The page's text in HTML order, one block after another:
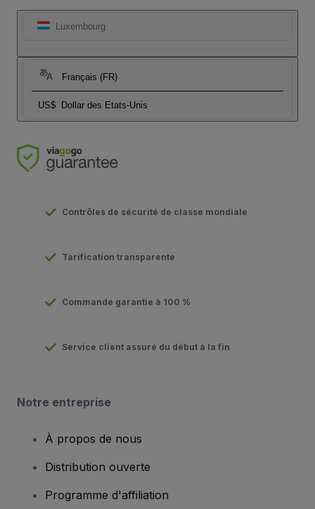
Luxembourg
Français (FR)
US$ Dollar des Etats-Unis
Contrôles de sécurité de classe mondiale
Tarification transparente
Commande garantie à 100 %
Service client assuré du début à la fin
Notre entreprise
À propos de nous
Distribution ouverte
Programme d'affiliation